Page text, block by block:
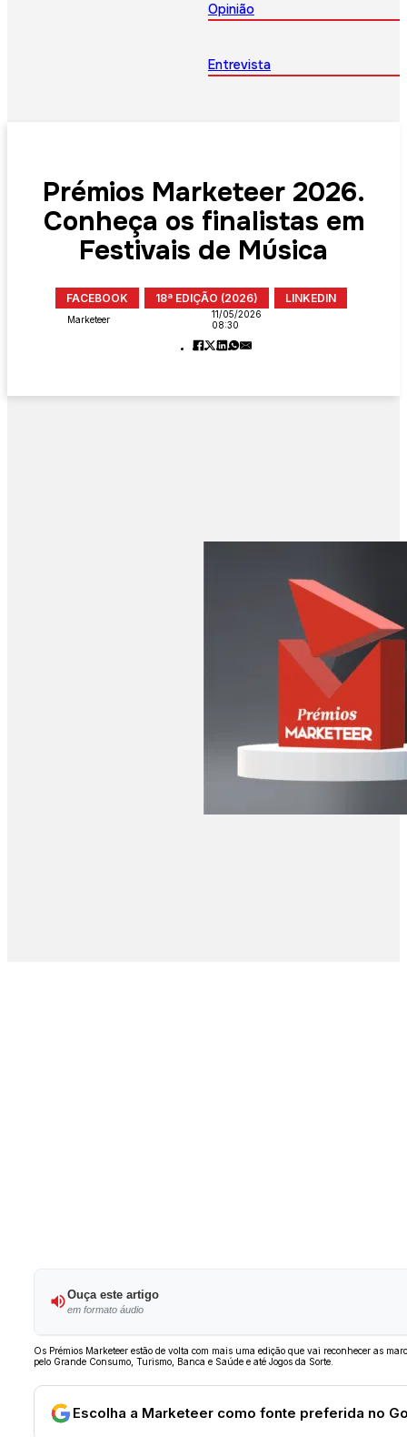
Opinião
Entrevista
Prémios Marketeer 2026.
Conheça os finalistas em
Festivais de Música
FACEBOOK 18ª EDIÇÃO (2026) LINKEDIN
Marketeer
11/05/2026
08:30
Ouça este artigo
em formato áudio
Os Prémios Marketeer estão de volta com mais uma edição que vai reconhecer as
pelo Grande Consumo, Turismo, Banca e Saúde e até Jogos da Sorte.
Escolha a Marketeer como fonte preferida no